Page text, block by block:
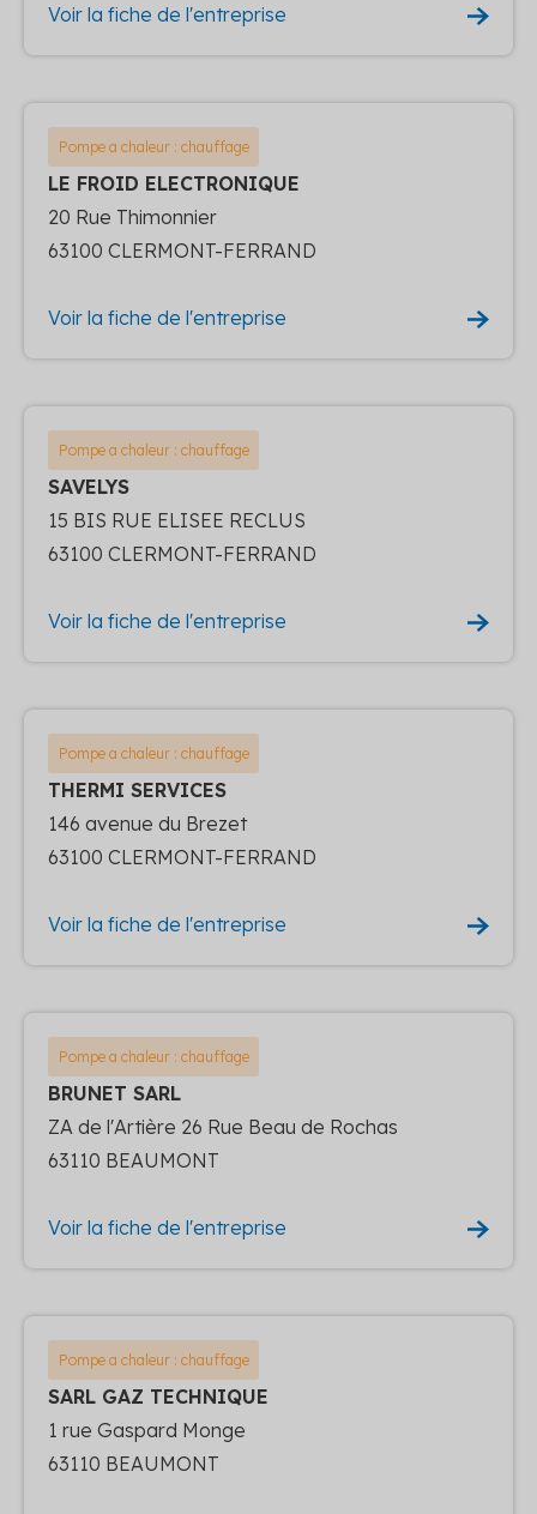
Voir la fiche de l'entreprise
Pompe a chaleur : chauffage
LE FROID ELECTRONIQUE
20 Rue Thimonnier
63100 CLERMONT-FERRAND
Voir la fiche de l'entreprise
Pompe a chaleur : chauffage
SAVELYS
15 BIS RUE ELISEE RECLUS
63100 CLERMONT-FERRAND
Voir la fiche de l'entreprise
Pompe a chaleur : chauffage
THERMI SERVICES
146 avenue du Brezet
63100 CLERMONT-FERRAND
Voir la fiche de l'entreprise
Pompe a chaleur : chauffage
BRUNET SARL
ZA de l'Artière 26 Rue Beau de Rochas
63110 BEAUMONT
Voir la fiche de l'entreprise
Pompe a chaleur : chauffage
SARL GAZ TECHNIQUE
1 rue Gaspard Monge
63110 BEAUMONT